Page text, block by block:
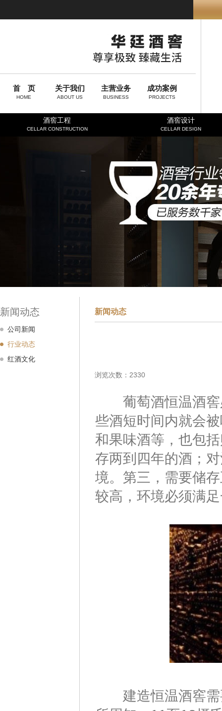
首 页
HOME
关于我们
ABOUT US
主营业务
BUSINESS
成功案例
PROJECTS
酒窖工程
CELLAR CONSTRUCTION
酒窖设计
CELLAR DESIGN
新闻动态
公司新闻
行业动态
红酒文化
新闻动态
浏览次数：2330
葡萄酒恒温酒窖
些酒短时间内就会
和果味酒等，也包
存两到四年的酒；
境。第三，需要储
较高，环境必须满
建造恒温酒窖需